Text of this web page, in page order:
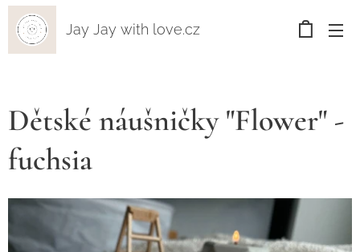
Jay Jay with love.cz
Dětské náušničky "Flower" -
fuchsia